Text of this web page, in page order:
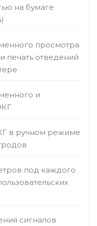
на бумаге
просмотра
печать отведений
и
в ручном режиме
под каждого
сигналов